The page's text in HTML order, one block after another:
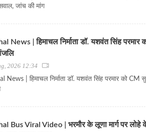
जांच की मांग
News | हिमाचल निर्माता डॉ. यशवंत सिंह
2026 12:34
News | हिमाचल निर्माता डॉ. यशवंत सिंह परमार को CM
Bus Viral Video | भरमौर के लूणा मार्ग पर